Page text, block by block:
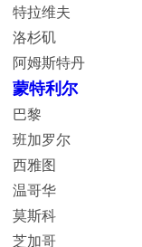
特拉维夫
洛杉矶
阿姆斯特丹
蒙特利尔
巴黎
班加罗尔
西雅图
温哥华
莫斯科
芝加哥